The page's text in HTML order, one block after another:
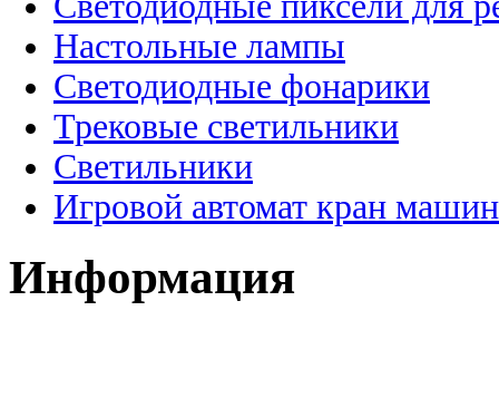
Настольные лампы
Светодиодные фонарики
Трековые светильники
Светильники
Игровой автомат кран
Информация